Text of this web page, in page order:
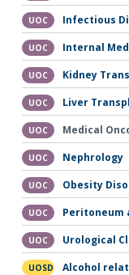
UOC Infectious
UOC Internal
UOC Kidney
UOC Liver
UOC Medical
UOC Nephrology
UOC Obesity
UOC Peritoneum
UOC Urological
UOSD Alcohol